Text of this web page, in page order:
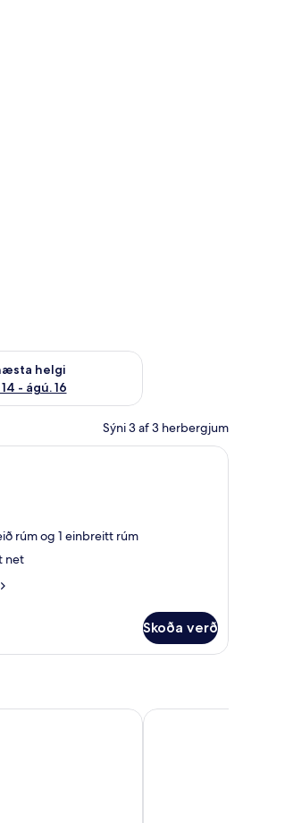
helgi
- ágú. 16
helgi ágú. 14 - ágú. 16
Sýni 3 af 3 herbergjum
Standard-íbúð | Ókeypis þráðlaus nettenging
rúm og 1 einbreitt rúm
net
Skoða verð
Landgasthaus